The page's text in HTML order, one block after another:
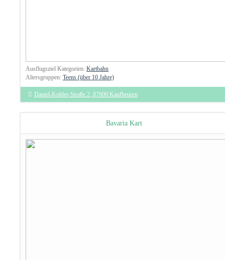
Ausflugsziel Kategorien:Kartbahn
Altersgruppen:Teens (über 10 Jahre)
Daniel-Kohler-Straße 2, 87600 Kaufbeuren
Bavaria Kart